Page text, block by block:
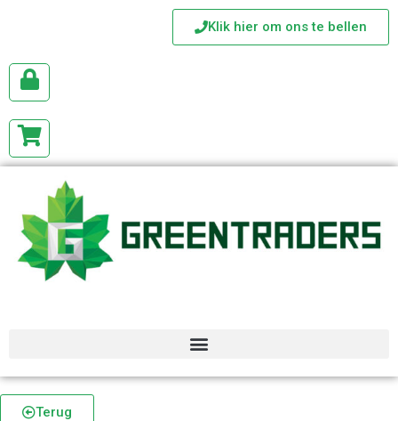
Klik hier om ons te bellen
Terug